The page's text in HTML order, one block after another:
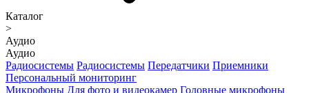
Каталог
>
Аудио
Аудио
Радиосистемы Радиосистемы Передатчики Приемники
Персональный мониторинг
Микрофоны Для фото и видеокамер Головные микрофоны